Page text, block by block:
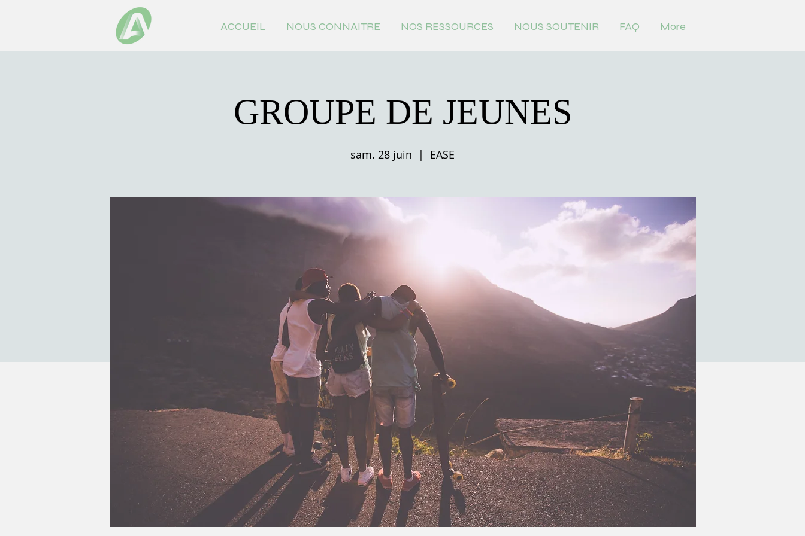
ACCUEIL NOUS CONNAITRE NOS RESSOURCES NOUS SOUTENIR FAQ More
GROUPE DE JEUNES
sam. 28 juin
  |
EASE